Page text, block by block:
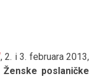
, 2. i 3. februara 2013,
poslaničke